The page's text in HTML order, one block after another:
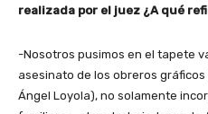
realizada por el juez ¿A qué
-Nosotros pusimos en el tapete
asesinato de los obreros gráficos
Ángel Loyola), no solamente